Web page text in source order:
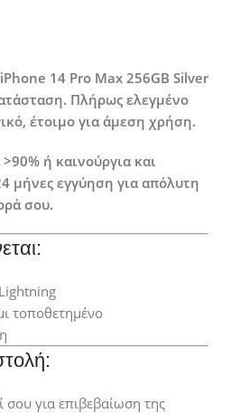
14 Pro Max 256GB Silver
Πλήρως ελεγμένο
έτοιμο για άμεση χρήση.
ή καινούργια και
μήνες εγγύηση για απόλυτη
σου.
τοποθετημένο
σου για επιβεβαίωση της